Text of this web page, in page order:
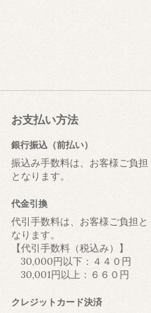
お支払い方法
銀行振込（前払い）
振込み手数料は、お客様ご負担
となります。
代金引換
代引手数料は、お客様ご負担と
なります。
【代引手数料（税込み）】
30,000円以下：４４０円
30,001円以上：６６０円
クレジットカード決済